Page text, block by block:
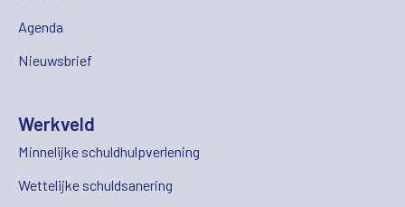
Agenda
Nieuwsbrief
Werkveld
Minnelijke schuldhulpverlening
Wettelijke schuldsanering